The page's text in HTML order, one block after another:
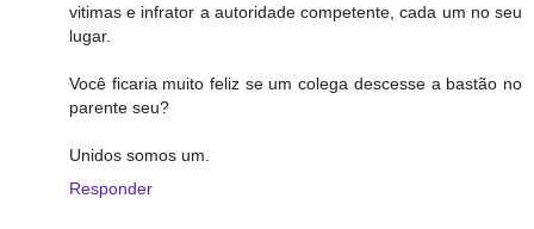
vitimas e infrator a autoridade competente, cada um no seu
lugar.
Você ficaria muito feliz se um colega descesse a bastão no
parente seu?
Unidos somos um.
Responder